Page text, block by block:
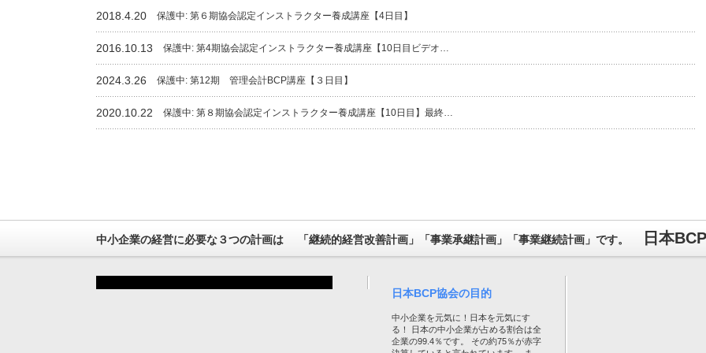
2018.4.20 保護中: 第６期協会認定インストラクター養成講座【4日目】
2016.10.13 保護中: 第4期協会認定インストラクター養成講座【10日目ビデオ…
2024.3.26 保護中: 第12期 管理会計BCP講座【３日目】
2020.10.22 保護中: 第８期協会認定インストラクター養成講座【10日目】最終…
中小企業の経営に必要な３つの計画は 「継続的経営改善計画」「事業承継計画」「事業継続計画」です。 日本
日本BCP協会の目的
中小企業を元気に！日本を元気にす
る！ 日本の中小企業が占める割合は全
企業の99.4％です。 その約75％が赤字